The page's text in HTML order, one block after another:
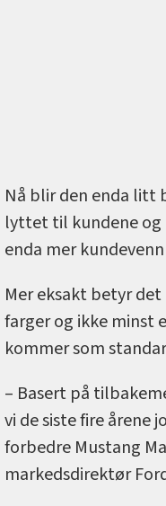
Nå blir den enda litt
lyttet til kundene
enda mer
Mer eksakt betyr
farger og ikke minst
kommer som
– Basert på
vi de siste fire årene
forbedre Mustang
markedsdirektør